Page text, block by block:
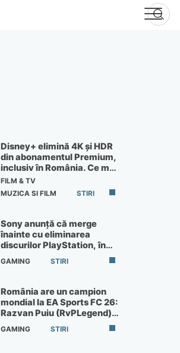
Disney+ elimină 4K și HDR
din abonamentul Premium,
inclusiv în România. Ce mai
primești de 60 lei pe lună
FILM & TV
MUZICA SI FILM
STIRI
Sony anunță că merge
înainte cu eliminarea
discurilor PlayStation, în
ciuda protestelor
GAMING STIRI
România are un campion
mondial la EA Sports FC 26:
Razvan Puiu (RvPLegend)
câștigă turneul de la Paris
GAMING STIRI